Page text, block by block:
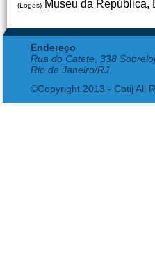
(Logos) Museu da República,
Endereço
Rua do Catete, 338
Rio de Janeiro/RJ
©Copyright 2013 - Cbtij All